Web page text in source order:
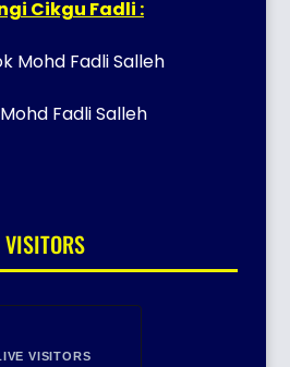
Cikgu Fadli :
Mohd Fadli Salleh
Fadli Salleh
VISITORS
VISITORS